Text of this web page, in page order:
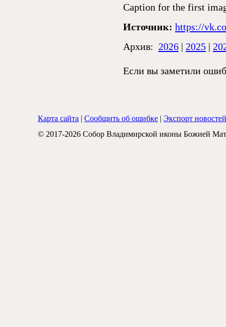
Caption for the first
Источник: https://
Архив: 2026 | 2025 |
Если вы заметили
Карта сайта | Сообщить об ошибке | Экспорт новостей
© 2017-2026 Собор Владимирской иконы Божией